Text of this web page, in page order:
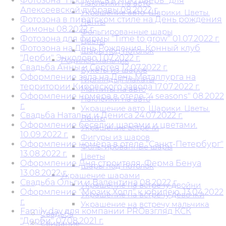
Наклейки на авто
Украшение авто. Шарики. Цветы.
Ленты
Фольгированные шары
Цветы
Шары под потолок
Родился мальчик
Букеты из шаров
Гирлянды|Плакаты
Магниты на авто
Наклейки на авто
Украшение авто. Шарики. Цветы.
Ленты
Украшение встречи
Фигуры из шаров
Фольгированные шары
Цветы
Шары под потолок
Украшение шарами
Украшение на встречу двойни
Украшение на встречу девочки
Украшение на встречу мальчика
Свадьба
Свидание
Алексеевской дубравы 08.2022 г.
Фотозона в пиратском стиле на День рождения
Симоны 08.2022 г.
Фотозона для фирмы "Time to grow" 01.07.2022 г.
Фотозона на День Рождения. Конный клуб
"Дерби" Энколово 1.07.2022 г.
Свадьба Анны и Сергея 12.07.2022 г.
Оформление зала на День Металлурга на
территории Кировского завода 17.07.2022 г.
Оформление номера в отеле "4 seasons" 08.2022
г.
Свадьба Натальи и Дениса 24.07.2022 г.
Оформление беседки шарами и цветами.
10.09.2022 г.
Оформление номера в отеле "Санкт-Петербург"
13.08.2022 г.
Оформление Дня строителя. Ферма Бенуа
13.08.2022 г.
Свадьба Ольги и Валентина 08.2022 г.
Оформление "Мюзик Холл" к юбилею. 13.04.2022
г.
Family day для компании PROвзгляд КСК
"Дерби" 07.08.2021 г.